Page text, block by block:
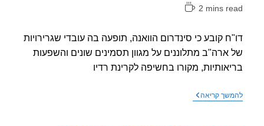
2 mins
קובע כי סינדרום הוואנה, תופעה בה עובדי שגרירויות
מתלוננים על מגוון תסמינים שונים והשפעות
מקורו בחשיפה לקרינת רדיו
קריאהדו"ח